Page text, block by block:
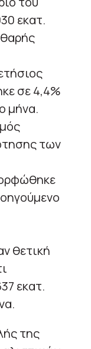
εκατ.
σε 4,4%
μήνα.
των
θετική
εκατ.
της